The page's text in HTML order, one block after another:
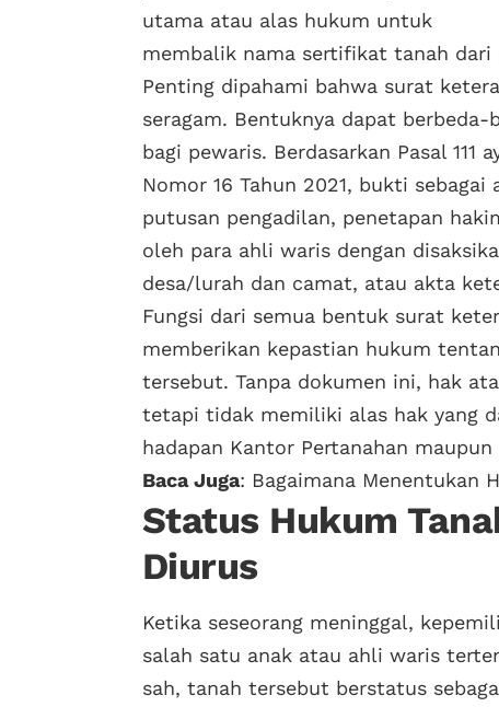
utama atau alas hukum untuk
membalik nama sertifikat tanah dari
Penting dipahami bahwa surat
seragam. Bentuknya dapat
bagi pewaris. Berdasarkan Pasal 111
Nomor 16 Tahun 2021, bukti
putusan pengadilan, penetapan
oleh para ahli waris dengan
desa/lurah dan camat, atau akta
Fungsi dari semua bentuk surat
memberikan kepastian hukum
tersebut. Tanpa dokumen ini, hak
tetapi tidak memiliki alas hak yang
hadapan Kantor Pertanahan
Baca Juga: Bagaimana Menentukan
Status Hukum
Diurus
Ketika seseorang meninggal,
salah satu anak atau ahli waris
sah, tanah tersebut berstatus